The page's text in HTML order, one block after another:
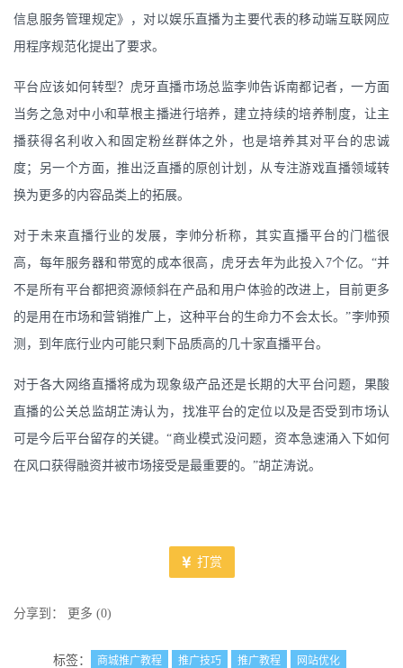
信息服务管理规定》，对以娱乐直播为主要代表的移动端互联网应
用程序规范化提出了要求。
平台应该如何转型？虎牙直播市场总监李帅告诉南都记者，一方面
当务之急对中小和草根主播进行培养，建立持续的培养制度，让主
播获得名利收入和固定粉丝群体之外，也是培养其对平台的忠诚
度；另一个方面，推出泛直播的原创计划，从专注游戏直播领域转
换为更多的内容品类上的拓展。
对于未来直播行业的发展，李帅分析称，其实直播平台的门槛很
高，每年服务器和带宽的成本很高，虎牙去年为此投入7个亿。“并
不是所有平台都把资源倾斜在产品和用户体验的改进上，目前更多
的是用在市场和营销推广上，这种平台的生命力不会太长。”李帅预
测，到年底行业内可能只剩下品质高的几十家直播平台。
对于各大网络直播将成为现象级产品还是长期的大平台问题，果酸
直播的公关总监胡芷涛认为，找准平台的定位以及是否受到市场认
可是今后平台留存的关键。“商业模式没问题，资本急速涌入下如何
在风口获得融资并被市场接受是最重要的。”胡芷涛说。
打赏
分享到： 更多 (0)
标签： 商城推广教程 推广技巧 推广教程
网站优化